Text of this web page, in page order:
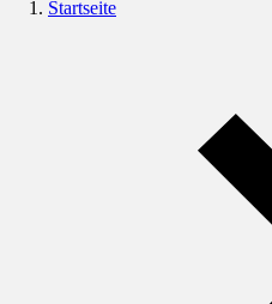
Startseite